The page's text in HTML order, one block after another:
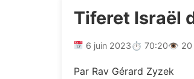
Tiferet Israël
6 juin 2023⏱ 70:20👁 20
Par Rav Gérard Zyzek